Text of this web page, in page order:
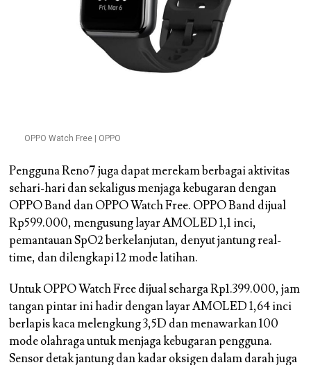
OPPO Watch Free | OPPO
Pengguna Reno7 juga dapat merekam berbagai aktivitas
sehari-hari dan sekaligus menjaga kebugaran dengan
OPPO Band dan OPPO Watch Free. OPPO Band dijual
Rp599.000, mengusung layar AMOLED 1,1 inci,
pemantauan SpO2 berkelanjutan, denyut jantung real-
time, dan dilengkapi 12 mode latihan.
Untuk OPPO Watch Free dijual seharga Rp1.399.000, jam
tangan pintar ini hadir dengan layar AMOLED 1,64 inci
berlapis kaca melengkung 3,5D dan menawarkan 100
mode olahraga untuk menjaga kebugaran pengguna.
Sensor detak jantung dan kadar oksigen dalam darah juga